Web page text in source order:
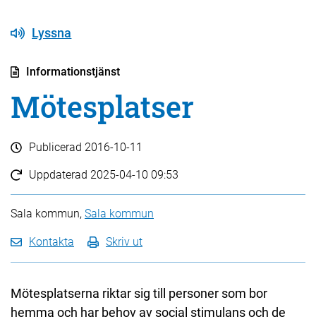
Lyssna
Informationstjänst
Mötesplatser
Publicerad 2016-10-11
Uppdaterad 2025-04-10 09:53
Sala kommun, Sala kommun
Kontakta Skriv ut
Mötesplatserna riktar sig till personer som bor
hemma och har behov av social stimulans och de